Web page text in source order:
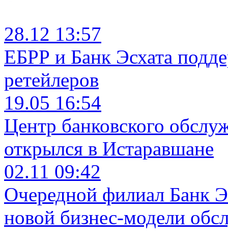
28.12 13:57
ЕБРР и Банк Эсхата
ретейлеров
19.05 16:54
Центр банковского
открылся в Истаравшане
02.11 09:42
Очередной филиал Банк
новой бизнес-модели